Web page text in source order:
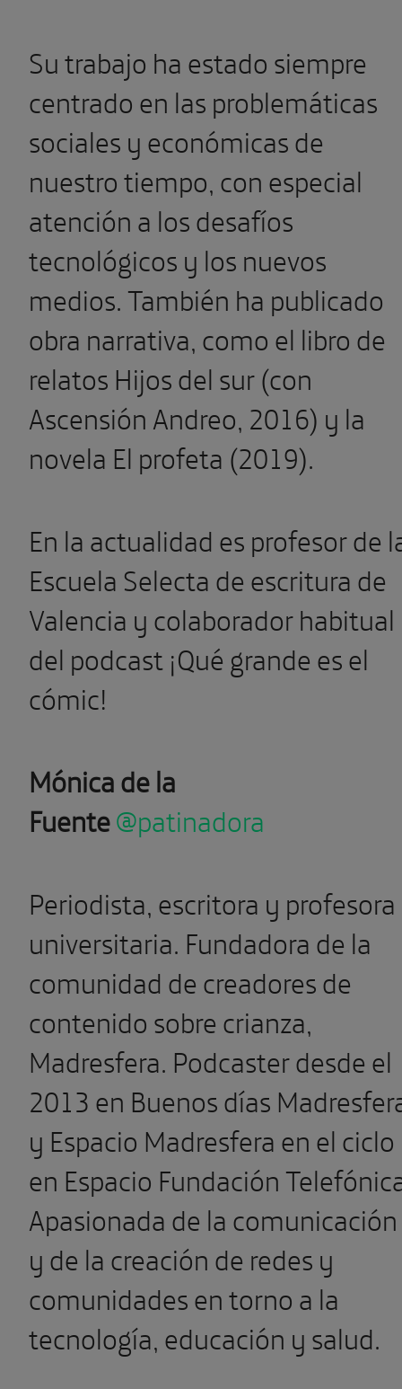
Su trabajo ha estado siempre
centrado en las problemáticas
sociales y económicas de
nuestro tiempo, con especial
atención a los desafíos
tecnológicos y los nuevos
medios. También ha publicado
obra narrativa, como el libro de
relatos Hijos del sur (con
Ascensión Andreo, 2016) y la
novela El profeta (2019).
En la actualidad es profesor de
Escuela Selecta de escritura de
Valencia y colaborador habitual
del podcast ¡Qué grande es el
cómic!
Mónica de la
Fuente@patinadora
Periodista, escritora y profesora
universitaria. Fundadora de la
comunidad de creadores de
contenido sobre crianza,
Madresfera. Podcaster desde el
2013 en Buenos días
y Espacio Madresfera en el ciclo
en Espacio Fundación
Apasionada de la comunicación
y de la creación de redes y
comunidades en torno a la
tecnología, educación y salud.